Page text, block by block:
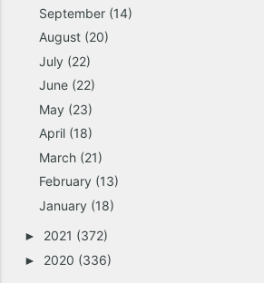
September (14)
August (20)
July (22)
June (22)
May (23)
April (18)
March (21)
February (13)
January (18)
► 2021 (372)
► 2020 (336)